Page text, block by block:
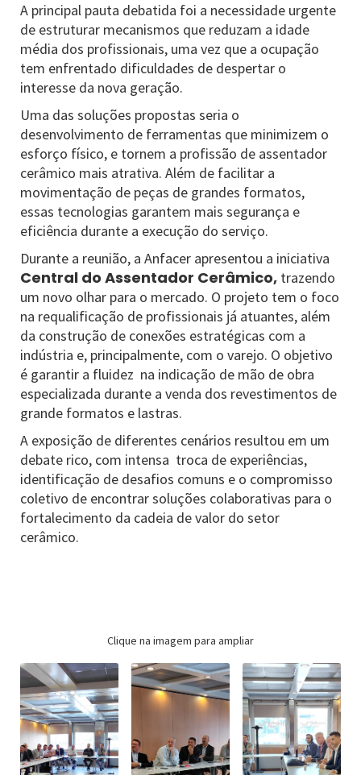
A principal pauta debatida foi a necessidade urgente
de estruturar mecanismos que reduzam a idade
média dos profissionais, uma vez que a ocupação
tem enfrentado dificuldades de despertar o
interesse da nova geração.
Uma das soluções propostas seria o
desenvolvimento de ferramentas que minimizem o
esforço físico, e tornem a profissão de assentador
cerâmico mais atrativa. Além de facilitar a
movimentação de peças de grandes formatos,
essas tecnologias garantem mais segurança e
eficiência durante a execução do serviço.
Durante a reunião, a Anfacer apresentou a iniciativa
Central do Assentador Cerâmico, trazendo
um novo olhar para o mercado. O projeto tem o foco
na requalificação de profissionais já atuantes, além
da construção de conexões estratégicas com a
indústria e, principalmente, com o varejo. O objetivo
é garantir a fluidez na indicação de mão de obra
especializada durante a venda dos revestimentos de
grande formatos e lastras.
A exposição de diferentes cenários resultou em um
debate rico, com intensa troca de experiências,
identificação de desafios comuns e o compromisso
coletivo de encontrar soluções colaborativas para o
fortalecimento da cadeia de valor do setor
cerâmico.
Clique na imagem para ampliar